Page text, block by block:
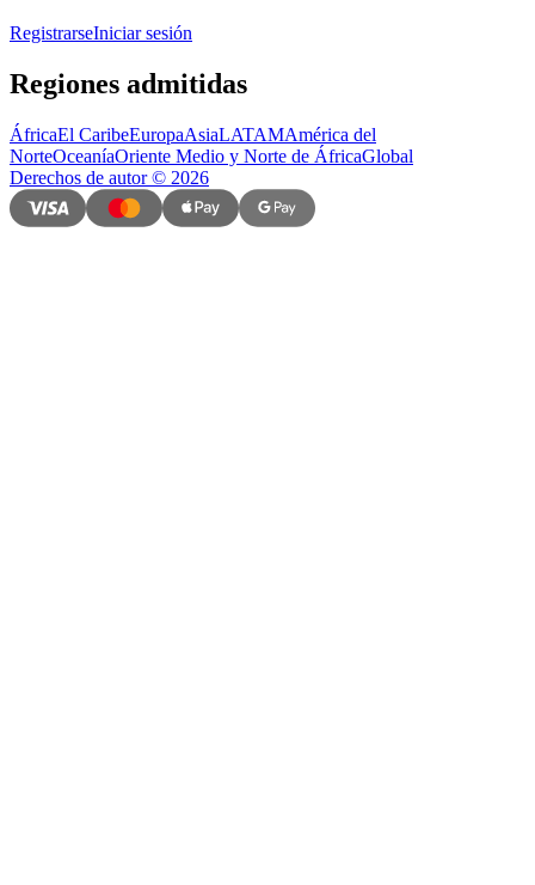
RegistrarseIniciar sesión
Regiones admitidas
ÁfricaEl CaribeEuropaAsiaLATAMAmérica del
NorteOceaníaOriente Medio y Norte de ÁfricaGlobal
Derechos de autor© 2026